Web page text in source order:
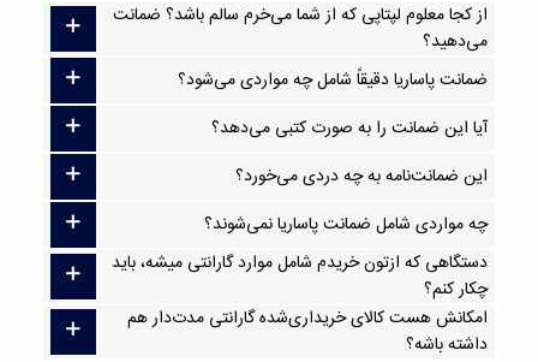
از کجا معلوم لپتاپی که از شما می‌خرم سالم باشد؟ ضمانت
می‌دهید؟
ضمانت پاساریا دقیقاً شامل چه مواردی می‌شود؟
آیا این ضمانت را به صورت کتبی می‌دهد؟
این ضمانت‌نامه به چه دردی می‌خورد؟
چه مواردی شامل ضمانت پاساریا نمی‌شوند؟
دستگاهی که ازتون خریدم شامل موارد گارانتی میشه، باید
چکار کنم؟
امکانش هست کالای خریداری‌شده گارانتی مدت‌دار هم
داشته باشه؟